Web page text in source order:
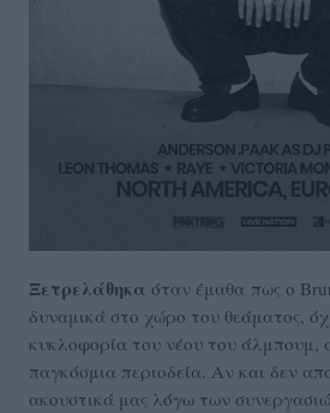
Ξετρελάθηκα όταν έμαθα πως ο
δυναμικά στο χώρο του θεάματος,
κυκλοφορία του νέου του άλμπουμ,
παγκόσμια περιοδεία. Αν και δεν
ακουστικά μας λόγω των